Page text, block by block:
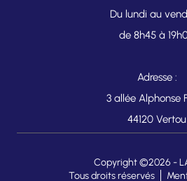
Du lundi au
de 8h45 à
Adresse :
3 allée Alphonse
44120 Vertou
Copyright ©2026 -
Tous droits réservés